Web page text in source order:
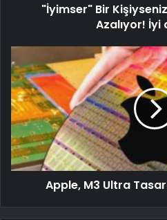
"İyimser" Bir
Azalıyor! İyi
Apple, M3 Ultra